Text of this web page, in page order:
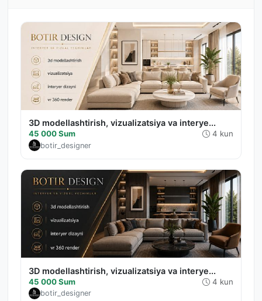
3D modellashtirish, vizualizatsiya va interye...
45 000 Sum 4 kun
botir_designer
3D modellashtirish, vizualizatsiya va interye...
45 000 Sum 4 kun
botir_designer